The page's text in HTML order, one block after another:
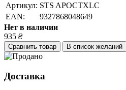
Артикул: STS APOCTXLC
EAN:
9327868048649
Нет в наличии
935 ₴
Сравнить товар В список желаний
Доставка